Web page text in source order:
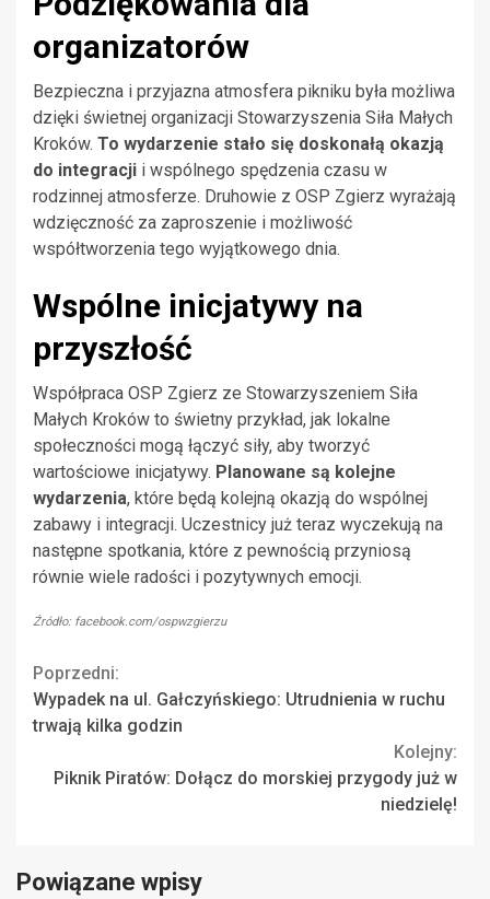
organizatorów
Bezpieczna i przyjazna atmosfera pikniku była możliwa
dzięki świetnej organizacji Stowarzyszenia Siła Małych
Kroków. To wydarzenie stało się doskonałą okazją
do integracji i wspólnego spędzenia czasu w
rodzinnej atmosferze. Druhowie z OSP Zgierz wyrażają
wdzięczność za zaproszenie i możliwość
współtworzenia tego wyjątkowego dnia.
Wspólne inicjatywy na
przyszłość
Współpraca OSP Zgierz ze Stowarzyszeniem Siła
Małych Kroków to świetny przykład, jak lokalne
społeczności mogą łączyć siły, aby tworzyć
wartościowe inicjatywy. Planowane są kolejne
wydarzenia, które będą kolejną okazją do wspólnej
zabawy i integracji. Uczestnicy już teraz wyczekują na
następne spotkania, które z pewnością przyniosą
równie wiele radości i pozytywnych emocji.
Źródło: facebook.com/ospwzgierzu
Continue
Reading
Poprzedni:
Wypadek na ul. Gałczyńskiego: Utrudnienia w ruchu
trwają kilka godzin
Kolejny:
Piknik Piratów: Dołącz do morskiej przygody już w
niedzielę!
Powiązane wpisy